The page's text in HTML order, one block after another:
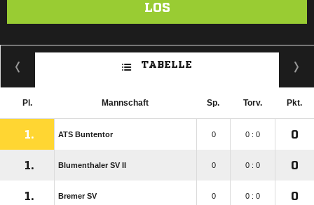
LOS
TABELLE
Pl. Mannschaft Sp. Torv. Pkt.
1. ATS Buntentor 0 0 : 0 0
1. Blumenthaler SV II 0 0 : 0 0
1. Bremer SV 0 0 : 0 0